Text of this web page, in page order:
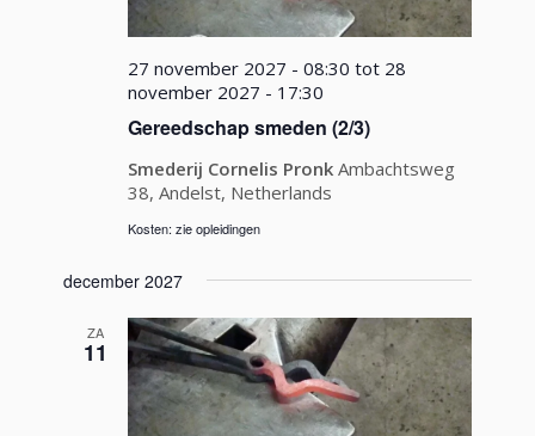
Gereedschap smeden (2/3)
27 november 2027 - 08:30 tot 28
november 2027 - 17:30
Smederij Cornelis PronkAmbachtsweg
38, Andelst, Netherlands
Kosten: zie opleidingen
december 2027
ZA
11